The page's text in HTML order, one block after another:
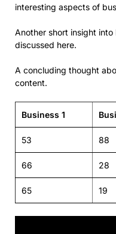
interesting aspects of
Another short insight
discussed here.
A concluding thought
content.
Business 1
53 88
66 28
65 19